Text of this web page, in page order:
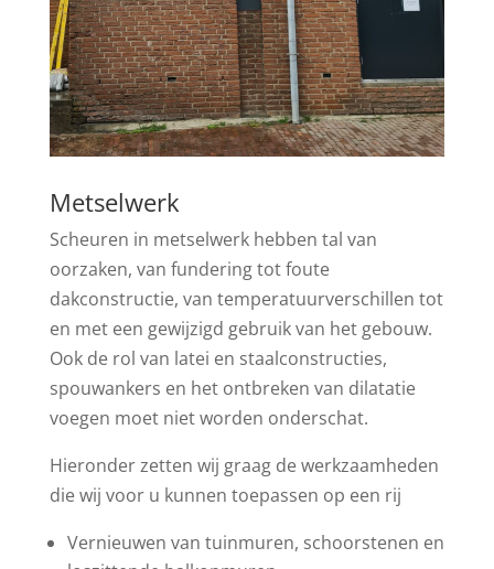
Metselwerk
Scheuren in metselwerk hebben tal van
oorzaken, van fundering tot foute
dakconstructie, van temperatuurverschillen tot
en met een gewijzigd gebruik van het gebouw.
Ook de rol van latei en staalconstructies,
spouwankers en het ontbreken van dilatatie
voegen moet niet worden onderschat.
Hieronder zetten wij graag de werkzaamheden
die wij voor u kunnen toepassen op een rij
Vernieuwen van tuinmuren, schoorstenen en